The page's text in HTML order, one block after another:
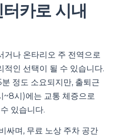
카로 시내
거나 온타리오 주 전역으로
적인 선택이 될 수 있습니다.
정도 소요되지만, 출퇴근
~8시)에는 교통 체증으로
있습니다.
싸며, 무료 노상 주차 공간